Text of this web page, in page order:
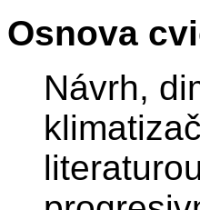
Osnova
Návrh,